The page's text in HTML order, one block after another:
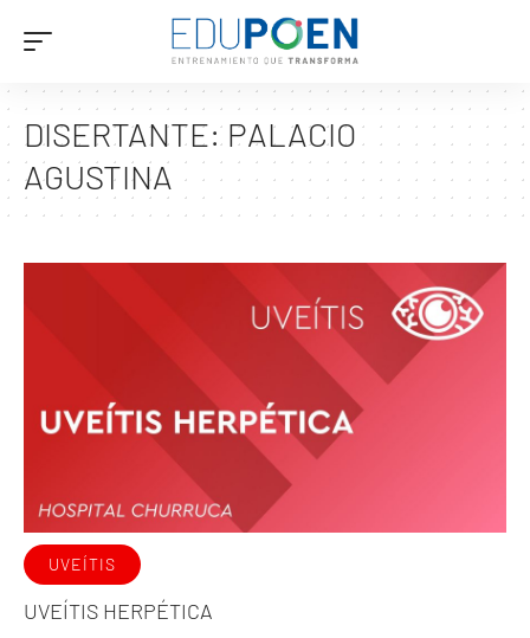
DISERTANTE:PALACIO
AGUSTINA
UVEÍTIS
UVEÍTIS HERPÉTICA